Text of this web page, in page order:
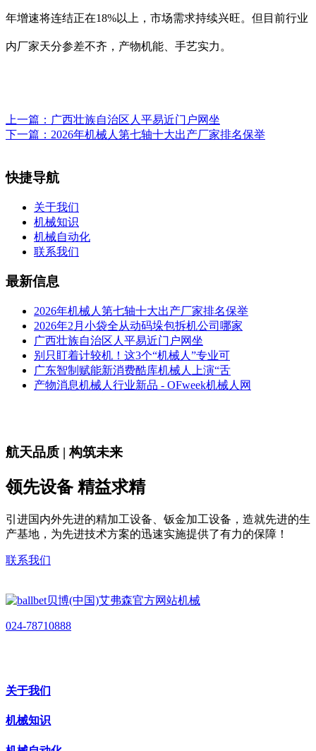
年增速将连结正在18%以上，市场需求持续兴旺。但目前行业
内厂家天分参差不齐，产物机能、手艺实力。
上一篇： 广西壮族自治区人平易近门户网坐
下一篇： 2026年机械人第七轴十大出产厂家排名保举
快捷导航
关于我们
机械知识
机械自动化
联系我们
最新信息
2026年机械人第七轴十大出产厂家排名保举
2026年2月小袋全从动码垛包拆机公司哪家
广西壮族自治区人平易近门户网坐
别只盯着计较机！这3个“机械人”专业可
广东智制赋能新消费酷库机械人上演“舌
产物消息机械人行业新品 - OFweek机械人网
航天品质 | 构筑未来
领先设备 精益求精
引进国内外先进的精加工设备、钣金加工设备，造就先进的生
产基地，为先进技术方案的迅速实施提供了有力的保障！
联系我们
024-78710888
关于我们
机械知识